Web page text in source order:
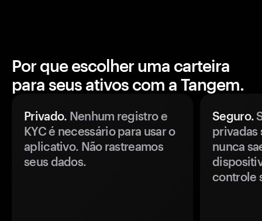
Por que escolher uma carteira
para seus ativos com a Tangem.
Privado. Nenhum registro e
KYC é necessário para usar o
aplicativo. Não rastreamos
seus dados.
Seguro.
privadas
nunca
controle